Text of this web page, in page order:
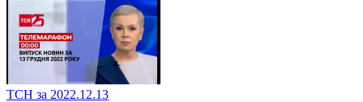
ТСН за 2022.12.13